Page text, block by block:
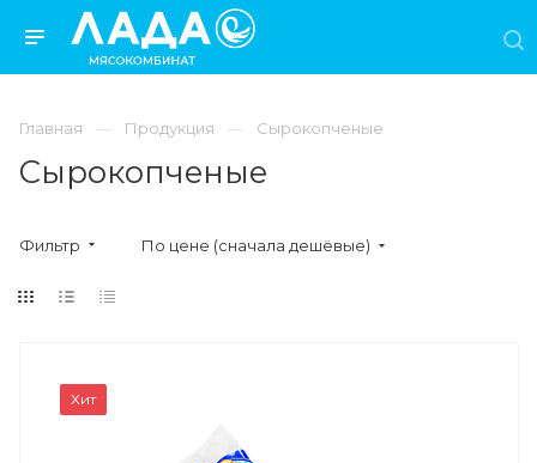
Главная Продукция Сырокопченые
Сырокопченые
Фильтр По цене (сначала дешёвые)
Хит